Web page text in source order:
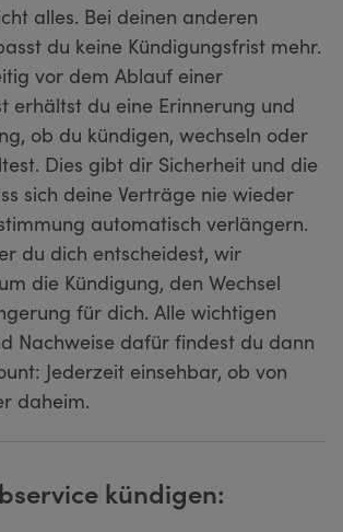
alles. Bei deinen anderen
du keine Kündigungsfrist mehr.
vor dem Ablauf einer
erhältst du eine Erinnerung und
ob du kündigen, wechseln oder
Dies gibt dir Sicherheit und die
sich deine Verträge nie wieder
automatisch verlängern.
du dich entscheidest, wir
die Kündigung, den Wechsel
für dich. Alle wichtigen
Nachweise dafür findest du dann
Jederzeit einsehbar, ob von
daheim.
kündigen: